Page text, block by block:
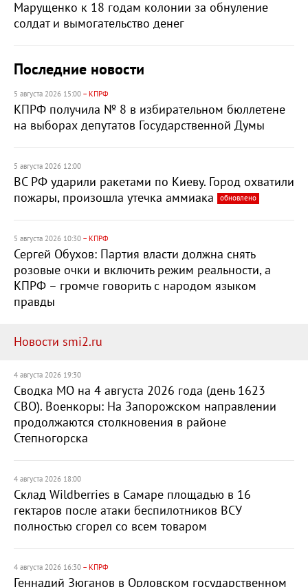
Марущенко к 18 годам колонии за обнуление
солдат и вымогательство денег
Последние новости
5 августа 2026 15:00 – КПРФ
КПРФ получила № 8 в избирательном бюллетене
на выборах депутатов Государственной Думы
5 августа 2026 12:00
ВС РФ ударили ракетами по Киеву. Город охватили
пожары, произошла утечка аммиака
обновлено
5 августа 2026 10:30 – КПРФ
Сергей Обухов: Партия власти должна снять
розовые очки и включить режим реальности, а
КПРФ – громче говорить с народом языком
правды
Новости smi2.ru
4 августа 2026 19:30
Сводка МО на 4 августа 2026 года (день 1623
СВО). Военкоры: На Запорожском направлении
продолжаются столкновения в районе
Степногорска
4 августа 2026 18:00
Склад Wildberries в Самаре площадью в 16
гектаров после атаки беспилотников ВСУ
полностью сгорел со всем товаром
4 августа 2026 16:30 – КПРФ
Геннадий Зюганов в Орловском государственном